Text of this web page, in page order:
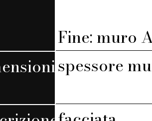
Fine: muro
spessore